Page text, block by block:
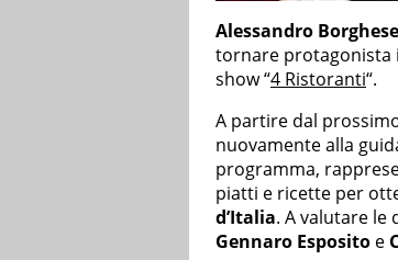
Alessandro Borghese
tornare protagonista
show “4 Ristoranti“.
A partire dal
nuovamente alla
programma,
piatti e ricette per
d’Italia. A valutare le
Gennaro Esposito e